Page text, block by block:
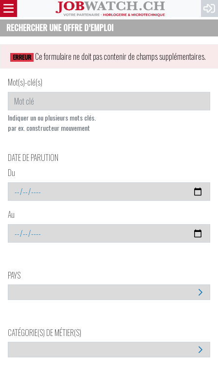
RECHERCHER UNE OFFRE D’EMPLOI
ERREUR Ce formulaire ne doit pas contenir de champs supplémentaires.
Mot(s)-clé(s)
Indiquer un ou plusieurs mots clés.
par ex. constructeur mouvement
DATE DE PARUTION
Du
Au
PAYS
CATÉGORIE(S) DE MÉTIER(S)